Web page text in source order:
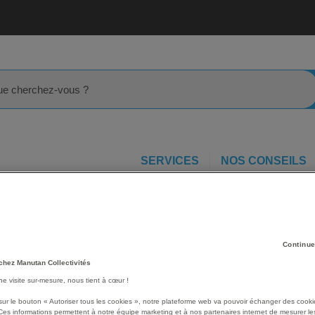
SERVICES NOS CONSEILS
coudee 1 tête isolée 1000 volts - Sam
Clé polygonale contre-
La tête contre-coudée
obstacle qui interdit
Manutan Collectivités
visite sur-mesure, nous tient à cœur !
le bouton « Autoriser tous les cookies », notre plateforme web va pouvoir échanger des
informations permettent à notre équipe marketing et à nos partenaires internet de mesurer